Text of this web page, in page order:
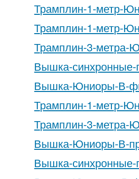
Трамплин-1-метр-
Трамплин-1-метр-
Трамплин-3-метра-
Вышка-
Вышка-Юниоры-В-
Трамплин-1-метр-
Трамплин-3-метра-
Вышка-Юниоры-В-
Вышка-